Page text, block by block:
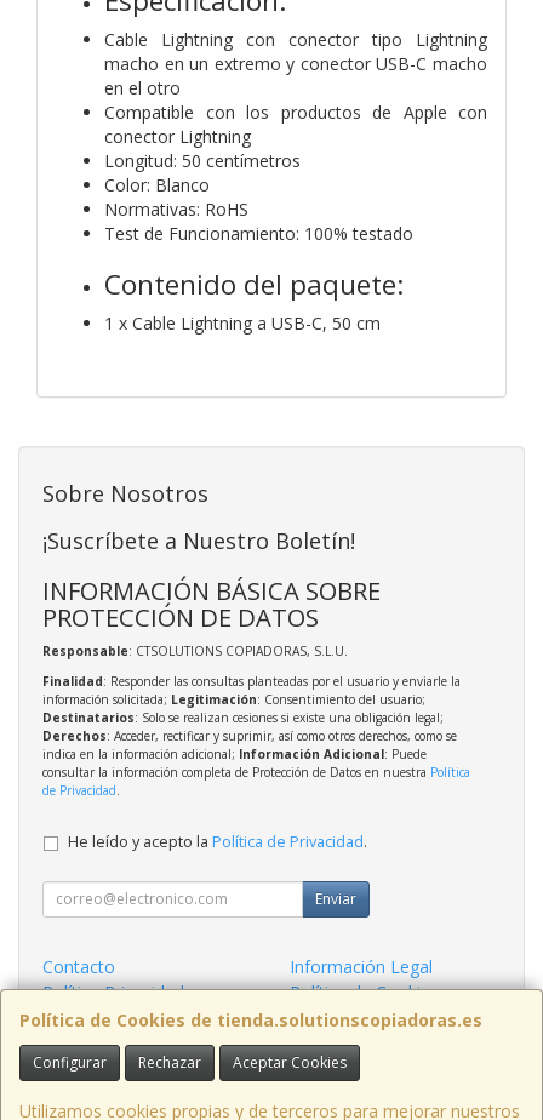
Cable Lightning con conector tipo Lightning
macho en un extremo y conector USB-C macho
en el otro
Compatible con los productos de Apple con
conector Lightning
Longitud: 50 centímetros
Color: Blanco
Normativas: RoHS
Test de Funcionamiento: 100% testado
Contenido del paquete:
1 x Cable Lightning a USB-C, 50 cm
Política de Cookies de tienda.solutionscopiadoras.es
Configurar Rechazar Aceptar Cookies
Utilizamos cookies propias y de terceros para mejorar nuestros
Sobre Nosotros
¡Suscríbete a Nuestro Boletín!
INFORMACIÓN BÁSICA SOBRE
PROTECCIÓN DE DATOS
Responsable: CTSOLUTIONS COPIADORAS, S.L.U.
Finalidad: Responder las consultas planteadas por el usuario y enviarle la
información solicitada; Legitimación: Consentimiento del usuario;
Destinatarios: Solo se realizan cesiones si existe una obligación legal;
Derechos: Acceder, rectificar y suprimir, así como otros derechos, como se
indica en la información adicional; Información Adicional: Puede
consultar la información completa de Protección de Datos en nuestra Política
de Privacidad
He leído y acepto la Política de Privacidad.
Enviar
Contacto
Información Legal
Política Privacidad
Política de Cookies
Condiciones de Compra
Formas de Pago
Contacto
info@solutionscopiadoras.es